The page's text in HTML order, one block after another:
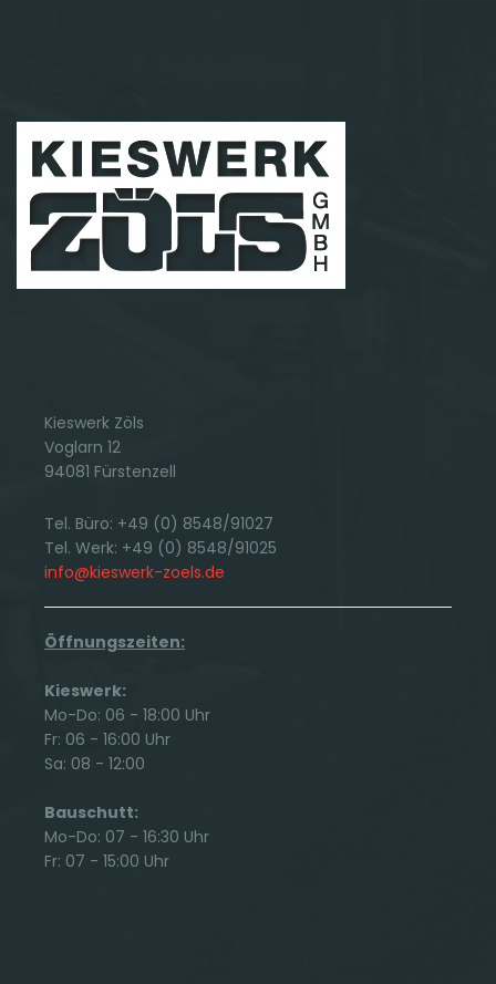
Kieswerk Zöls
Voglarn 12
94081 Fürstenzell
Tel. Büro: +49 (0) 8548/91027
Tel. Werk: +49 (0) 8548/91025
info@kieswerk-zoels.de
Öffnungszeiten:
Kieswerk:
Mo-Do: 06 - 18:00 Uhr
Fr: 06 - 16:00 Uhr
Sa: 08 - 12:00
Bauschutt:
Mo-Do: 07 - 16:30 Uhr
Fr: 07 - 15:00 Uhr